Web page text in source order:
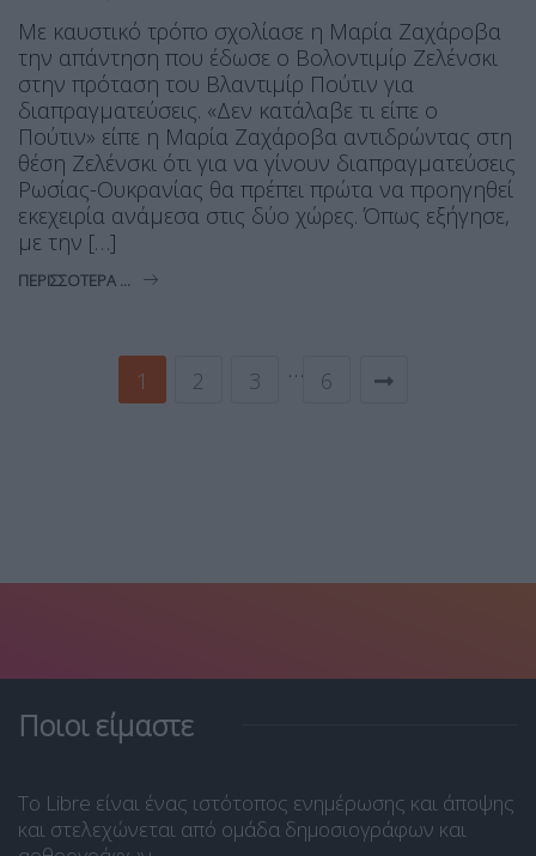
Με καυστικό τρόπο σχολίασε η Μαρία Ζαχάροβα
την απάντηση που έδωσε ο Βολοντιμίρ Ζελένσκι
στην πρόταση του Βλαντιμίρ Πούτιν για
διαπραγματεύσεις. «Δεν κατάλαβε τι είπε ο
Πούτιν» είπε η Μαρία Ζαχάροβα αντιδρώντας στη
θέση Ζελένσκι ότι για να γίνουν διαπραγματεύσεις
Ρωσίας-Ουκρανίας θα πρέπει πρώτα να προηγηθεί
εκεχειρία ανάμεσα στις δύο χώρες. Όπως εξήγησε,
με την […]
ΠΕΡΙΣΣΌΤΕΡΑ ...
1 2 3 … 6
Ποιοι είμαστε
Το Libre είναι ένας ιστότοπος ενημέρωσης και άποψης
και στελεχώνεται από ομάδα δημοσιογράφων και